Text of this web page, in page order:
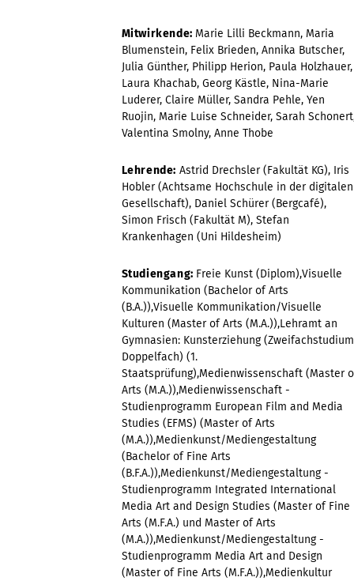
Mitwirkende: Marie Lilli Beckmann, Maria
Blumenstein, Felix Brieden, Annika Butscher,
Julia Günther, Philipp Herion, Paula Holzhauer,
Laura Khachab, Georg Kästle, Nina-Marie
Luderer, Claire Müller, Sandra Pehle, Yen
Ruojin, Marie Luise Schneider, Sarah
Valentina Smolny, Anne Thobe
Lehrende: Astrid Drechsler (Fakultät KG), Iris
Hobler (Achtsame Hochschule in der digitalen
Gesellschaft), Daniel Schürer (Bergcafé),
Simon Frisch (Fakultät M), Stefan
Krankenhagen (Uni Hildesheim)
Studiengang: Freie Kunst (Diplom),Visuelle
Kommunikation (Bachelor of Arts
(B.A.)),Visuelle Kommunikation/Visuelle
Kulturen (Master of Arts (M.A.)),Lehramt an
Gymnasien: Kunsterziehung
Doppelfach) (1.
Staatsprüfung),Medienwissenschaft (Master
Arts (M.A.)),Medienwissenschaft -
Studienprogramm European Film and Media
Studies (EFMS) (Master of Arts
(M.A.)),Medienkunst/Mediengestaltung
(Bachelor of Fine Arts
(B.F.A.)),Medienkunst/Mediengestaltung -
Studienprogramm Integrated International
Media Art and Design Studies (Master of Fine
Arts (M.F.A.) und Master of Arts
(M.A.)),Medienkunst/Mediengestaltung -
Studienprogramm Media Art and Design
(Master of Fine Arts (M.F.A.)),Medienkultur